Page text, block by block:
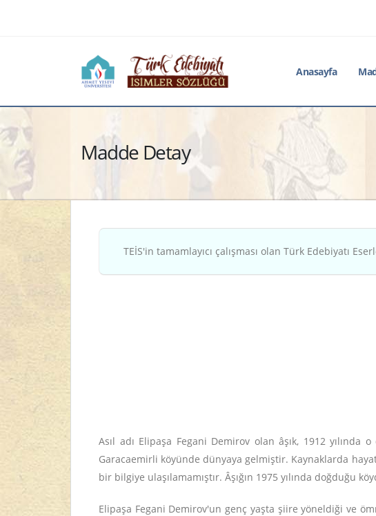
Anasayfa
Madde Detay
TEİS'in tamamlayıcı çalışması olan Türk Edebiyatı
Asıl adı Elipaşa Fegani Demirov olan âşık, 1912
Garacaemirli köyünde dünyaya gelmiştir. Kaynaklarda
bir bilgiye ulaşılamamıştır. Âşığın 1975 yılında doğduğu
Elipaşa Fegani Demirov'un genç yaşta şiire yöneldiği ve